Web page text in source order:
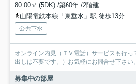
80.00㎡ (5DK) /築60年 /2階建
山陽電鉄本線「東垂水」駅 徒歩13分
公共下水
オンライン内見（ＴＶ電話）サービスも行っ
出しは不要です。）お気軽にお問合せ下さい
募集中の部屋